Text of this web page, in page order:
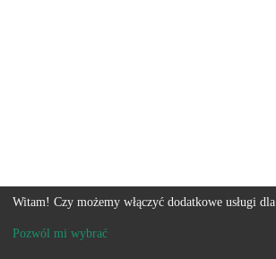
Witam! Czy możemy włączyć dodatkowe usługi dla
Pozwól mi wybrać